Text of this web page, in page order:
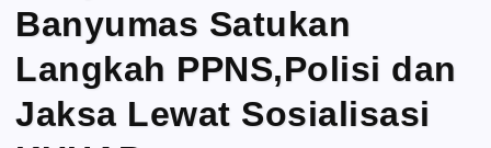
Banyumas Satukan
Langkah PPNS,Polisi dan
Jaksa Lewat Sosialisasi